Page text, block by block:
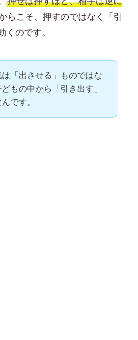
らこそ、押すのではなく「引
くのです。
「出させる」ものではな
どもの中から「引き出す」
です。